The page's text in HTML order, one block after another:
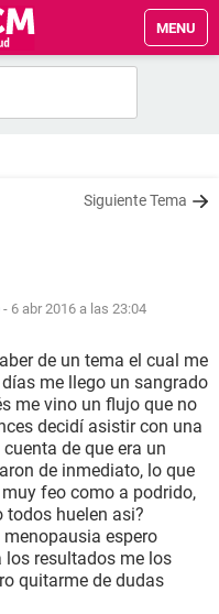
MENU
Siguiente Tema
- 6 abr 2016 a las 23:04
de un tema el cual me
me llego un sangrado
me vino un flujo que no
decidí asistir con una
de que era un
de inmediato, lo que
feo como a podrido,
todos huelen asi?
espero
los resultados me los
quitarme de dudas